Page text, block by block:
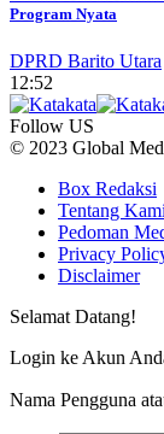
Program Nyata
DPRD Barito Utara
12:52
Follow US
© 2023 Global
Box Redaksi
Tentang Kami
Pedoman
Privacy
Disclaimer
Selamat Datang!
Login ke Akun
Nama Pengguna